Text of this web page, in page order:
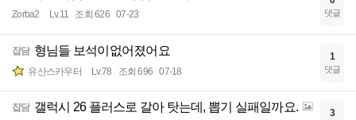
Zorba2 Lv.11 조회 626 07-23 댓글
잡담 형님들 보석이없어졌어요
유산스카우터 Lv.78 조회 696 07-18
1
댓글
잡담 갤럭시 26 플러스로 갈아 탓는데, 뽑기 실패일까요. 3